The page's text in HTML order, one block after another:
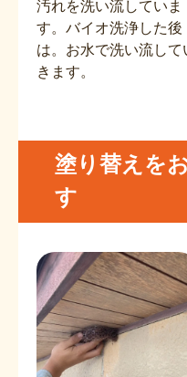
汚れを洗い流していま
す。バイオ洗浄した後
は。お水で洗い流して
きます。
塗り替えを
す